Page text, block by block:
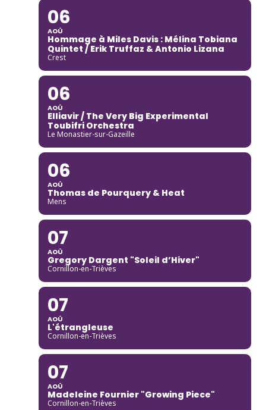
06
AOÛ
Hommage à Miles Davis : Mélina Tobiana
Quintet / Erik Truffaz & Antonio Lizana
Crest
06
AOÛ
Elliavir / The Very Big Experimental
Toubifri Orchestra
Le Monastier-sur-Gazeille
06
AOÛ
Thomas de Pourquery & Heat
Mens
07
AOÛ
Gregory Dargent "Soleil d’Hiver"
Cornillon-en-Trièves
07
AOÛ
L'étrangleuse
Cornillon-en-Trièves
07
AOÛ
Madeleine Fournier "Growing Piece"
Cornillon-en-Trièves